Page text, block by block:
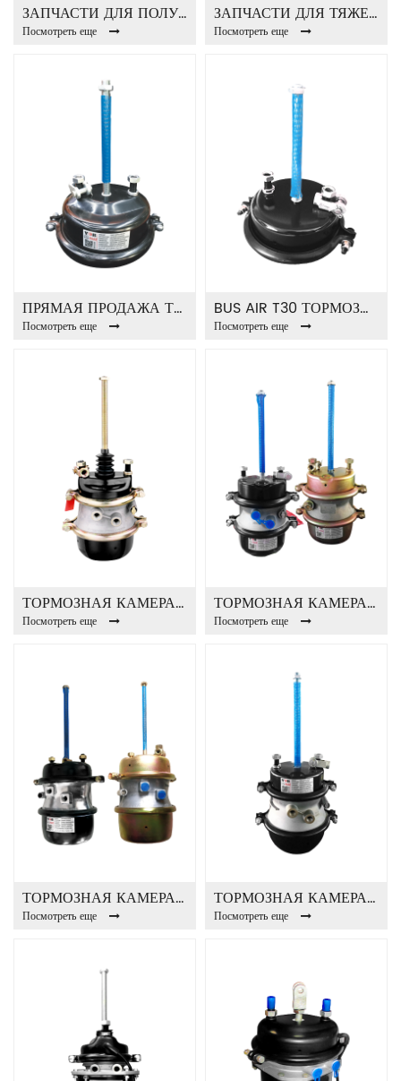
ЗАПЧАСТИ ДЛЯ ПОЛУПРИЦЕПНЫХ МОСТОВ ТОРМОЗНАЯ КАМЕРА T30
Посмотреть еще
ЗАПЧАСТИ ДЛЯ ТЯЖЕЛЫХ АВТОБУСОВ ТОРМОЗНАЯ КАМЕРА T30
Посмотреть еще
ПРЯМАЯ ПРОДАЖА ТОЧЕЧНОЙ ПРУЖИНЫ T36 / T36 ТОРМОЗНАЯ КАМЕРА С 2 ОТВЕРСТИЯМИ
Посмотреть еще
BUS AIR T30 ТОРМОЗНАЯ КАМЕРА
Посмотреть еще
ТОРМОЗНАЯ КАМЕРА T16 / 24DD
Посмотреть еще
ТОРМОЗНАЯ КАМЕРА T24 / 24DD
Посмотреть еще
ТОРМОЗНАЯ КАМЕРА T30 / 30DD-E
Посмотреть еще
ТОРМОЗНАЯ КАМЕРА T24 / 24DD T24 / 30DD
Посмотреть еще